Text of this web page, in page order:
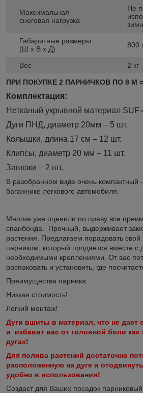
Максимальная
снеговая нагрузка
Не
Габаритные размеры
(Ш х В х Д)
800
Вес 2 кг
ПРИ ПОКУПКЕ 2 ПАРНИЧКОВ ПО 8 М =
Комплектация:
Нетканый укрывной материал
Дуги ПНД, диаметр 20мм – 5 шт.
Колышки, длина 17 см – 12 шт.
Клипсы, диаметр 20 мм – 11 шт.
Завязки – 2 шт.
В разобранном виде очень компактный -
багажнике легкового автомобиля.
Многие уже оценили по праву все
спанбонда.
Прочный, выдерживает
растения. Предлагаем порадовать свой
парником, который продается вместе с
необходимыми креплениями. От вас
распаковать и установить, где
Преимущества парника :
Низкая стоимость!
Легкий монтаж!
Дуги вшиты в материал, что не даст
и
избавит вас от головной боли как
дугах!
Для полива растений достаточно
расположенную на дуге и
удобно в использовании!
Создаст для Ваших посадок